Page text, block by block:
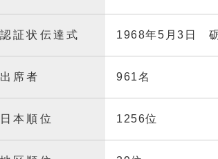
認証状伝達式 1968年5月3日
出席者 961名
日本順位 1256位